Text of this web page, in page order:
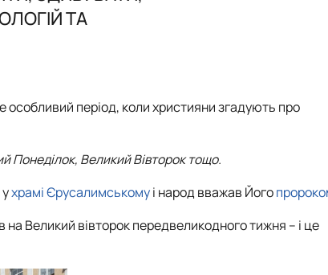
програми
баз практичного навчання
ТА
особливий період, коли християни згадують про
Понеділок, Великий Вівторок тощо.
храміЄрусалимськомуі народ вважав Його
на Великий вівторок передвеликодного тижня – і це